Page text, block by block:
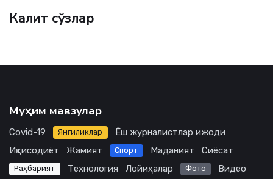
Калит сўзлар
Муҳим мавзулар
Covid-19 Янгиликлар
Ёш журналистлар ижоди
Иқтисодиёт
Жамият Спорт Маданият Сиёсат
Раҳбарият Технология Лойиҳалар Фото
Видео